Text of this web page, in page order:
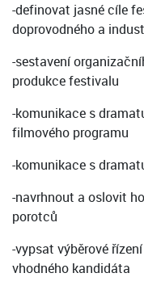
-definovat jasné cíle
doprovodného a
-sestavení
produkce festivalu
-komunikace s
filmového programu
-komunikace s
-navrhnout a oslovit
porotců
-vypsat výběrové
vhodného kandidáta